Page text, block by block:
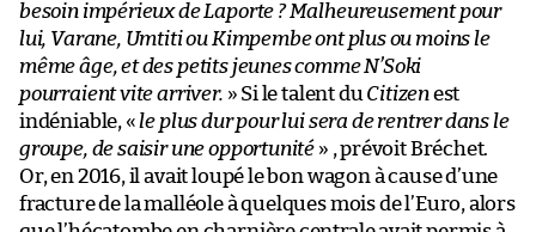
besoin impérieux de Laporte ? Malheureusement pour
lui, Varane, Umtiti ou Kimpembe ont plus ou moins le
même âge, et des petits jeunes comme N’Soki
pourraient vite arriver. » Si le talent duCitizenest
indéniable, «le plus dur pour lui sera de rentrer dans le
groupe, de saisir une opportunité » , prévoit Bréchet.
Or, en 2016, il avait loupé le bon wagon à cause d’une
fracture de la malléole à quelques mois de l’Euro, alors